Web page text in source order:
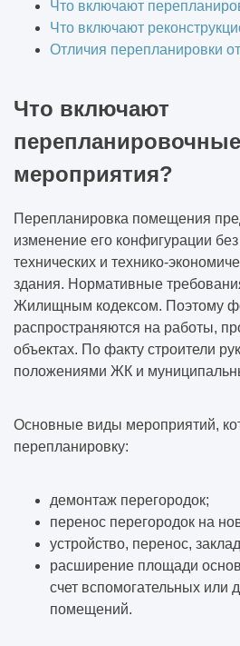
Что включают
Что включают
Отличия перепланировки
Что включают
перепланировочные
мероприятия?
Перепланировка помещения
изменение его конфигурации
технических и технико-
здания. Нормативные
Жилищным кодексом. Поэтому
распространяются на работы,
объектах. По факту строители
положениями ЖК и
Основные виды мероприятий,
перепланировку:
демонтаж перегородок;
перенос перегородок на
устройство, перенос,
расширение площади
счет вспомогательных или
помещений.